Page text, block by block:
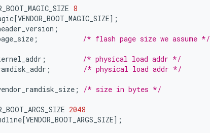
8
[VENDOR_BOOT_MAGIC_SIZE] ;
;
; /* flash page size we assume */
;
/* physical load addr */
; /* physical load addr */
; /* size in bytes */
2048
[VENDOR_BOOT_ARGS_SIZE] ;